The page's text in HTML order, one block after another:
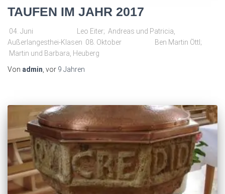
TAUFEN IM JAHR 2017
04. Juni Leo Eiter; Andreas und Patricia,
Außerlangesthei-Klasen 08. Oktober Ben Martin Öttl;
Martin und Barbara, Heuberg
Von admin , vor 9 Jahren